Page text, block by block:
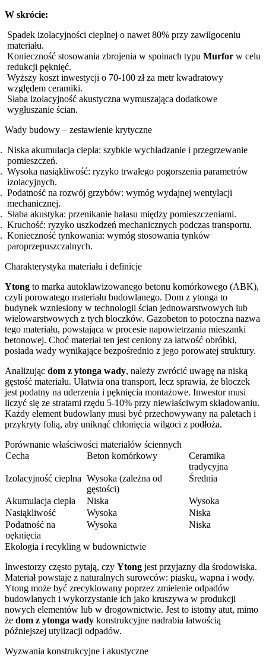
W skrócie:
Spadek izolacyjności cieplnej o nawet 80% przy zawilgoceniu
materiału.
Konieczność stosowania zbrojenia w spoinach typu Murfor w celu
redukcji pęknięć.
Wyższy koszt inwestycji o 70-100 zł za metr kwadratowy
względem ceramiki.
Słaba izolacyjność akustyczna wymuszająca dodatkowe
wygłuszanie ścian.
Wady budowy – zestawienie krytyczne
Niska akumulacja ciepła: szybkie wychładzanie i przegrzewanie
pomieszczeń.
Wysoka nasiąkliwość: ryzyko trwałego pogorszenia parametrów
izolacyjnych.
Podatność na rozwój grzybów: wymóg wydajnej wentylacji
mechanicznej.
Słaba akustyka: przenikanie hałasu między pomieszczeniami.
Kruchość: ryzyko uszkodzeń mechanicznych podczas transportu.
Konieczność tynkowania: wymóg stosowania tynków
paroprzepuszczalnych.
Charakterystyka materiału i definicje
Ytong to marka autoklawizowanego betonu komórkowego (ABK),
czyli porowatego materiału budowlanego. Dom z ytonga to
budynek wzniesiony w technologii ścian jednowarstwowych lub
wielowarstwowych z tych bloczków. Gazobeton to potoczna nazwa
tego materiału, powstająca w procesie napowietrzania mieszanki
betonowej. Choć materiał ten jest ceniony za łatwość obróbki,
posiada wady wynikające bezpośrednio z jego porowatej struktury.
Analizując dom z ytonga wady, należy zwrócić uwagę na niską
gęstość materiału. Ułatwia ona transport, lecz sprawia, że bloczek
jest podatny na uderzenia i pęknięcia montażowe. Inwestor musi
liczyć się ze stratami rzędu 5-10% przy niewłaściwym składowaniu.
Każdy element budowlany musi być przechowywany na paletach i
przykryty folią, aby uniknąć chłonięcia wilgoci z podłoża.
Porównanie właściwości materiałów ściennych
Cecha
Beton komórkowy
Ceramika
tradycyjna
Izolacyjność cieplna Wysoka (zależna od
gęstości)
Średnia
Akumulacja ciepła Niska
Wysoka
Nasiąkliwość
Wysoka
Niska
Podatność na
pęknięcia
Wysoka Niska
Ekologia i recykling w budownictwie
Inwestorzy często pytają, czy Ytong jest przyjazny dla środowiska.
Materiał powstaje z naturalnych surowców: piasku, wapna i wody.
Ytong może być zrecyklowany poprzez zmielenie odpadów
budowlanych i wykorzystanie ich jako kruszywa w produkcji
nowych elementów lub w drogownictwie. Jest to istotny atut, mimo
że dom z ytonga wady konstrukcyjne nadrabia łatwością
późniejszej utylizacji odpadów.
Wyzwania konstrukcyjne i akustyczne